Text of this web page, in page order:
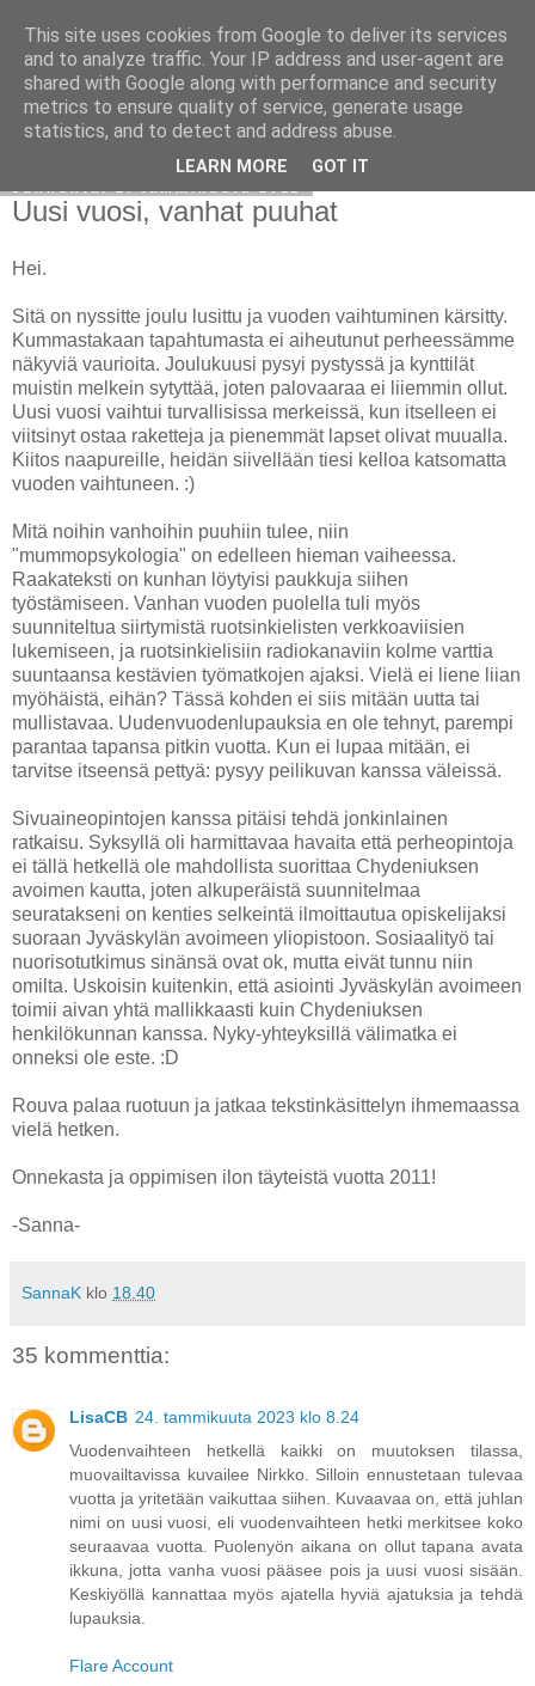
Avoin blogiskelija
Uusi vuosi, vanhat puuhat
Hei.
Sitä on nyssitte joulu lusittu ja vuoden vaihtuminen kärsitty.
Kummastakaan tapahtumasta ei aiheutunut perheessämme
näkyviä vaurioita. Joulukuusi pysyi pystyssä ja kynttilät
muistin melkein sytyttää, joten palovaaraa ei liiemmin ollut.
Uusi vuosi vaihtui turvallisissa merkeissä, kun itselleen ei
viitsinyt ostaa raketteja ja pienemmät lapset olivat muualla.
Kiitos naapureille, heidän siivellään tiesi kelloa katsomatta
vuoden vaihtuneen. :)
Mitä noihin vanhoihin puuhiin tulee, niin
"mummopsykologia" on edelleen hieman vaiheessa.
Raakateksti on kunhan löytyisi paukkuja siihen
työstämiseen. Vanhan vuoden puolella tuli myös
suunniteltua siirtymistä ruotsinkielisten verkkoaviisien
lukemiseen, ja ruotsinkielisiin radiokanaviin kolme varttia
suuntaansa kestävien työmatkojen ajaksi. Vielä ei liene liian
myöhäistä, eihän? Tässä kohden ei siis mitään uutta tai
mullistavaa. Uudenvuodenlupauksia en ole tehnyt, parempi
parantaa tapansa pitkin vuotta. Kun ei lupaa mitään, ei
tarvitse itseensä pettyä: pysyy peilikuvan kanssa väleissä.
Sivuaineopintojen kanssa pitäisi tehdä jonkinlainen
ratkaisu. Syksyllä oli harmittavaa havaita että perheopintoja
ei tällä hetkellä ole mahdollista suorittaa Chydeniuksen
avoimen kautta, joten alkuperäistä suunnitelmaa
seuratakseni on kenties selkeintä ilmoittautua opiskelijaksi
suoraan Jyväskylän avoimeen yliopistoon. Sosiaalityö tai
nuorisotutkimus sinänsä ovat ok, mutta eivät tunnu niin
omilta. Uskoisin kuitenkin, että asiointi Jyväskylän avoimeen
toimii aivan yhtä mallikkaasti kuin Chydeniuksen
henkilökunnan kanssa. Nyky-yhteyksillä välimatka ei
onneksi ole este. :D
Rouva palaa ruotuun ja jatkaa tekstinkäsittelyn ihmemaassa
vielä hetken.
Onnekasta ja oppimisen ilon täyteistä vuotta 2011!
-Sanna-
SannaK klo 18.40
35 kommenttia:
LisaCB 24. tammikuuta 2023 klo 8.24
Vuodenvaihteen hetkellä kaikki on muutoksen tilassa,
muovailtavissa kuvailee Nirkko. Silloin ennustetaan tulevaa
vuotta ja yritetään vaikuttaa siihen. Kuvaavaa on, että juhlan
nimi on uusi vuosi, eli vuodenvaihteen hetki merkitsee koko
seuraavaa vuotta. Puolenyön aikana on ollut tapana avata
ikkuna, jotta vanha vuosi pääsee pois ja uusi vuosi sisään.
Keskiyöllä kannattaa myös ajatella hyviä ajatuksia ja tehdä
lupauksia.
Flare Account
This site uses cookies from Google to deliver its services
and to analyze traffic. Your IP address and user-agent are
shared with Google along with performance and security
metrics to ensure quality of service, generate usage
statistics, and to detect and address abuse.
LEARN MORE GOT IT